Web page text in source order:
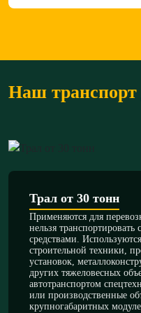
Наш транспорт
Трал от 30 тонн
Применяются для
нельзя
средствами.
строительной техники,
установок,
других тяжеловесных
автотранспортом
или производственные
крупногабаритных